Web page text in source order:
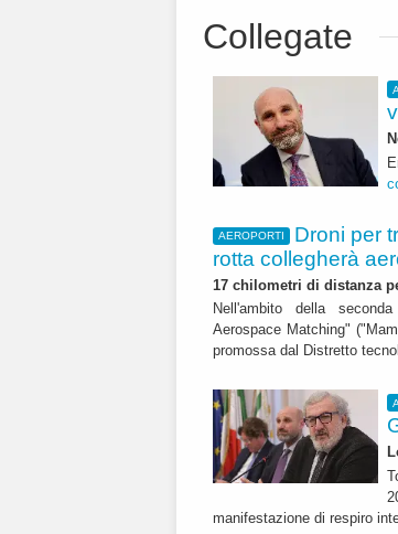
Collegate
AEROPORTI
Droni per
rotta collegherà
17 chilometri di distanza
Nell'ambito della
Aerospace Matching"
promossa dal Distretto
manifestazione di respiro